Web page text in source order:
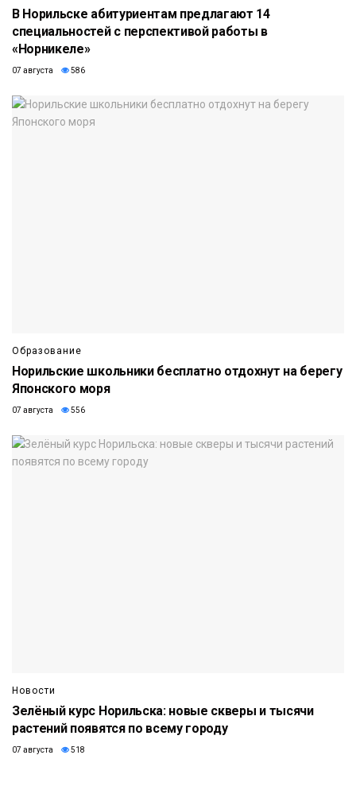
В Норильске абитуриентам предлагают 14
специальностей с перспективой работы в
«Норникеле»
07 августа 586
Образование
Норильские школьники бесплатно отдохнут на берегу
Японского моря
07 августа 556
Новости
Зелёный курс Норильска: новые скверы и тысячи
растений появятся по всему городу
07 августа 518